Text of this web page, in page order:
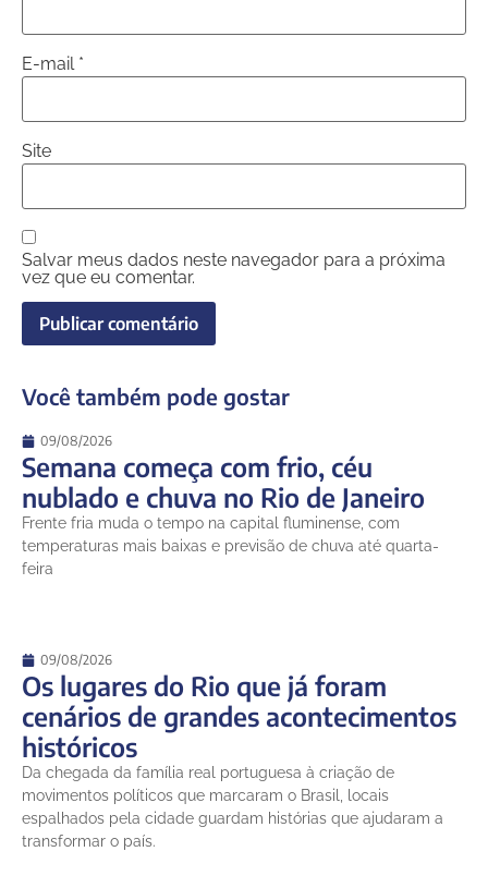
E-mail *
Site
Salvar meus dados neste navegador para a próxima
vez que eu comentar.
Você também pode gostar
09/08/2026
Semana começa com frio, céu
nublado e chuva no Rio de Janeiro
Frente fria muda o tempo na capital fluminense, com
temperaturas mais baixas e previsão de chuva até quarta-
feira
09/08/2026
Os lugares do Rio que já foram
cenários de grandes acontecimentos
históricos
Da chegada da família real portuguesa à criação de
movimentos políticos que marcaram o Brasil, locais
espalhados pela cidade guardam histórias que ajudaram a
transformar o país.